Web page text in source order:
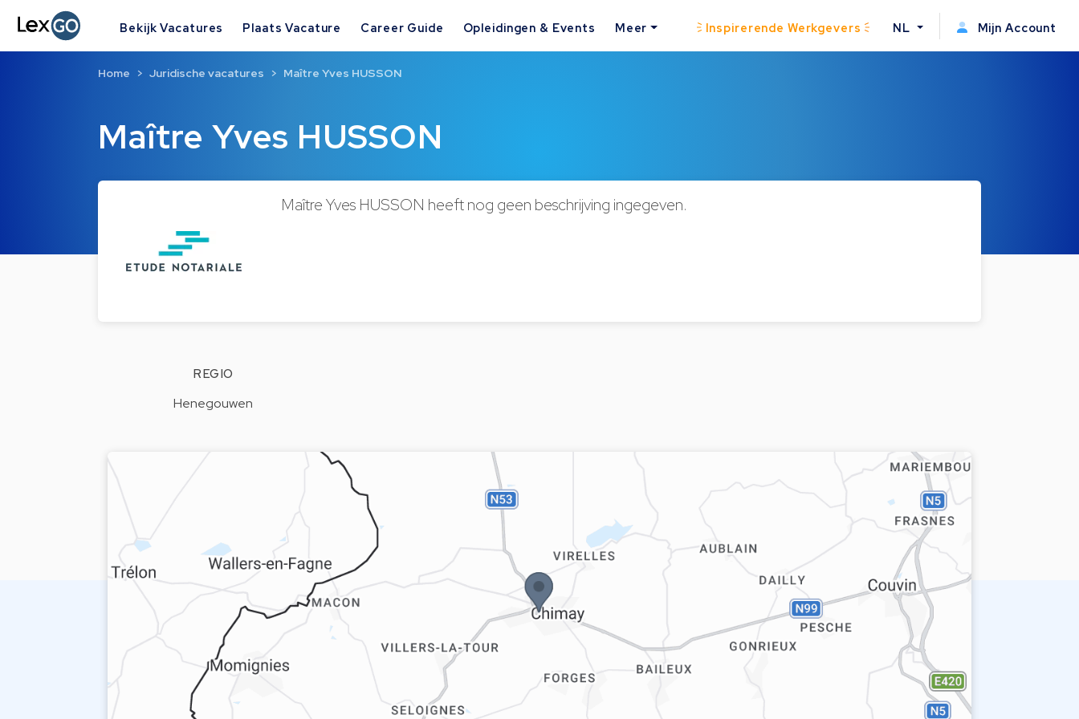
Bekijk Vacatures Plaats Vacature Career Guide Opleidingen & Events Meer Inspirerende Werkgevers NL Mijn Account
Maître Yves HUSSON
Home Juridische vacatures Maître Yves HUSSON
Maître Yves HUSSON heeft nog geen beschrijving ingegeven.
REGIO
Henegouwen